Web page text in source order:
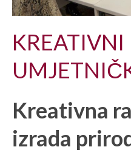
KREATIVNI
Kreativna
izrada